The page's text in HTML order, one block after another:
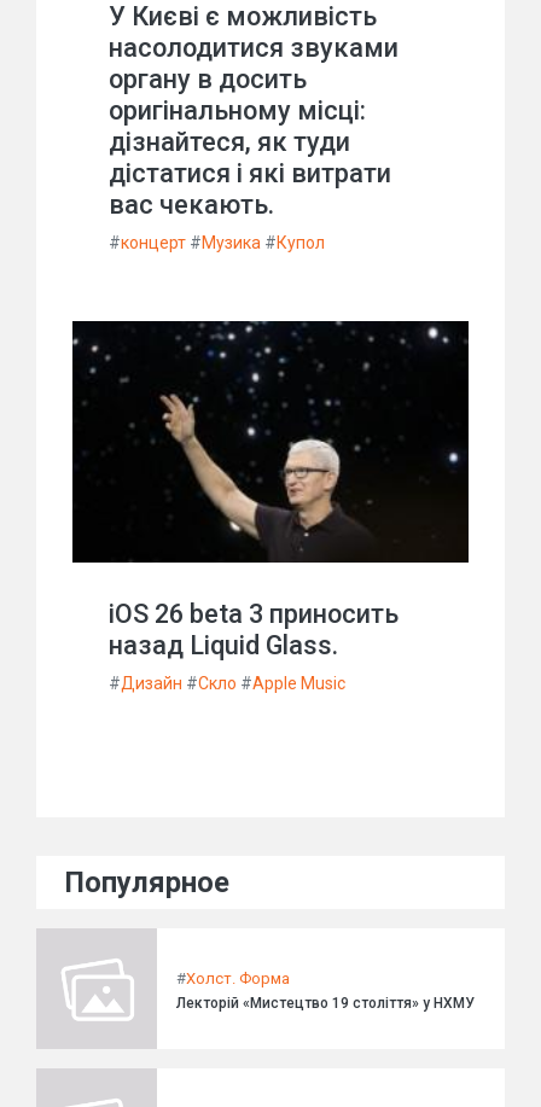
У Києві є можливість
насолодитися звуками
органу в досить
оригінальному місці:
дізнайтеся, як туди
дістатися і які витрати
вас чекають.
#концерт #Музика #Купол
iOS 26 beta 3 приносить
назад Liquid Glass.
#Дизайн #Скло #Apple Music
Популярное
#Холст. Форма
Лекторій «Мистецтво 19 століття» у НХМУ